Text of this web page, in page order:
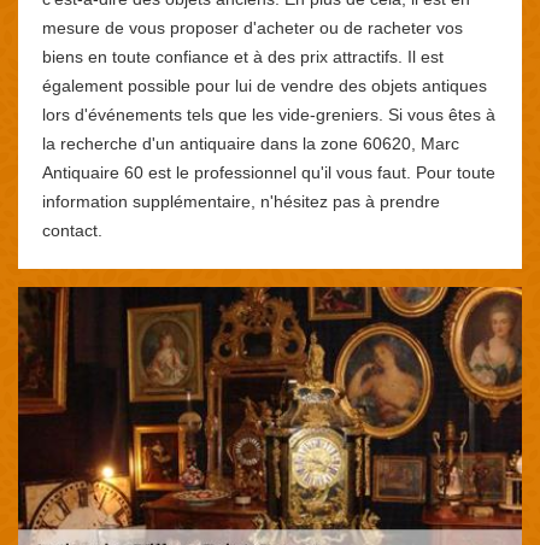
mesure de vous proposer d'acheter ou de racheter vos
biens en toute confiance et à des prix attractifs. Il est
également possible pour lui de vendre des objets antiques
lors d'événements tels que les vide-greniers. Si vous êtes à
la recherche d'un antiquaire dans la zone 60620, Marc
Antiquaire 60 est le professionnel qu'il vous faut. Pour toute
information supplémentaire, n'hésitez pas à prendre
contact.